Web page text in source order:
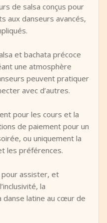
de salsa conçus pour
aux danseurs avancés,
et bachata précoce
une atmosphère
peuvent pratiquer
avec d’autres.
pour les cours et la
de paiement pour un
ou uniquement la
les préférences.
pour assister, et
la
danse latine au cœur de